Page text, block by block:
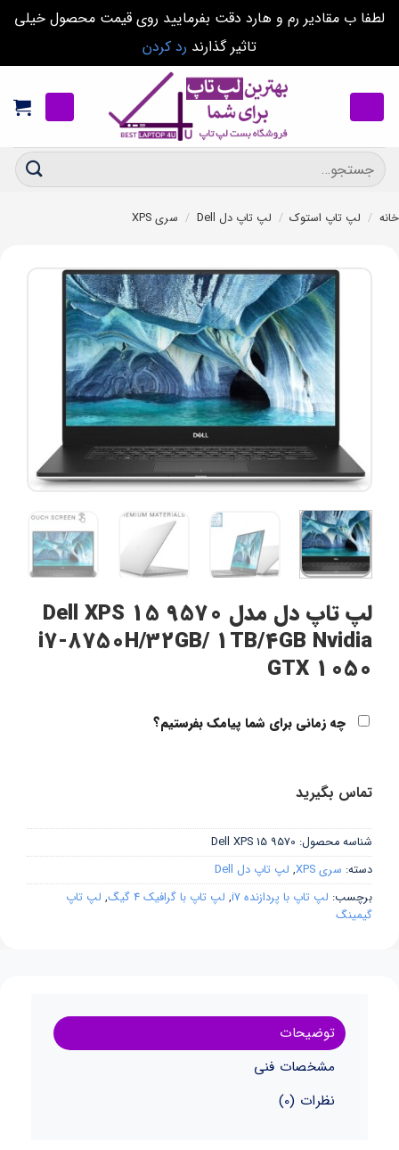
لطفا ب مقادیر رم و هارد دقت بفرمایید روی قیمت محصول خیلی
تاثیر گذارند رد کردن
content
جستجو
برای:
خانه / لپ تاپ استوک / لپ تاپ دل Dell / سری XPS
لپ تاپ دل مدل Dell XPS 15 9570
i7-8750H/32GB/ 1TB/4GB Nvidia
GTX 1050
چه زمانی برای شما پیامک بفرستیم؟
تماس بگیرید
شناسه محصول: Dell XPS 15 9570
دسته: سری XPS , لپ تاپ دل Dell
برچسب: لپ تاپ با پردازنده i7 , لپ تاپ با گرافیک 4 گیگ , لپ تاپ
گیمینگ
توضیحات
مشخصات فنی
نظرات (0)